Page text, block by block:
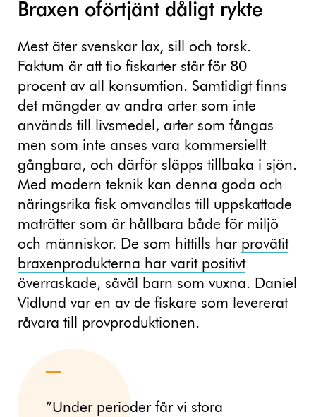
Braxen oförtjänt dåligt rykte
Mest äter svenskar lax, sill och torsk.
Faktum är att tio fiskarter står för 80
procent av all konsumtion. Samtidigt finns
det mängder av andra arter som inte
används till livsmedel, arter som fångas
men som inte anses vara kommersiellt
gångbara, och därför släpps tillbaka i sjön.
Med modern teknik kan denna goda och
näringsrika fisk omvandlas till uppskattade
maträtter som är hållbara både för miljö
och människor. De som hittills har provätit
braxenprodukterna har varit positivt
överraskade, såväl barn som vuxna. Daniel
Vidlund var en av de fiskare som levererat
råvara till provproduktionen.
”Under perioder får vi stora